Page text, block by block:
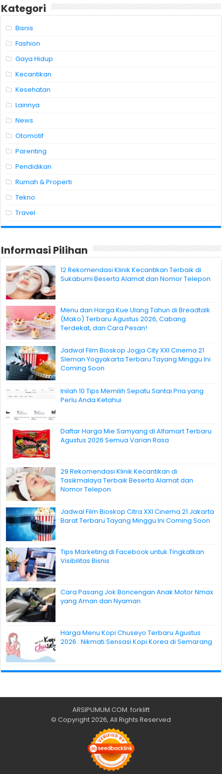
Kategori
Bisnis
Fashion
Gaya Hidup
Kecantikan
Kesehatan
Lainnya
News
Otomotif
Parenting
Pendidikan
Rumah & Properti
Tekno
Travel
Informasi Pilihan
12 Rekomendasi Klinik Kecantikan Terbaik di
Sukabumi Beserta Alamat dan Nomor Telepon
Menu dan Harga Kue Ulang Tahun di Breadtalk
(Mako) Terbaru Agustus 2026, Cabang
Terdekat, dan Cara Pesan!
Jadwal Film Bioskop Jogja City XXI Cinema 21
Sleman Yogyakarta Terbaru Tayang Minggu Ini
Coming Soon
Inilah 10 Tips Memilih Sepatu Santai Pria yang
Perlu Anda Ketahui
Daftar Harga Mie Samyang di Alfamart Terbaru
Agustus 2026 Semua Varian Rasa
29 Rekomendasi Klinik Kecantikan di
Tasikmalaya Terbaik Beserta Alamat dan
Nomor Telepon
Jadwal Film Bioskop Citra XXI Cinema 21 Jakarta
Barat Terbaru Tayang Minggu Ini Coming Soon
Tips Marketing di Facebook untuk Tingkatkan
Visibilitas Bisnis
Cara Pasang Jok Boncengan Anak Motor Nmax
yang Aman dan Nyaman
Harga Menu Kopi Chuseyo Terbaru Agustus
2026 : Nikmati Sensasi Kopi Korea di Semarang
ARSIPUMUM.COM. forklift
© Copyright 2026, All Rights Reserved